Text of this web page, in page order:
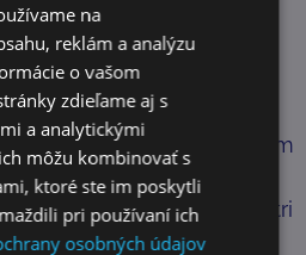
na vykonanie exekúcie
poriadku.
či sa v registri
obcan.justice.sk/
návrhu obchodným
s. r. o. z dôvodu, že
je evidovaný v registri
na vykonanie exekúcie
na
reklám a analýzu
o vašom
zdieľame aj s
a analytickými
môžu kombinovať s
ktoré ste im poskytli
pri používaní ich
osobných údajov